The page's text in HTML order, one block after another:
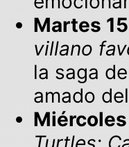
Martes
villano
la saga
amado